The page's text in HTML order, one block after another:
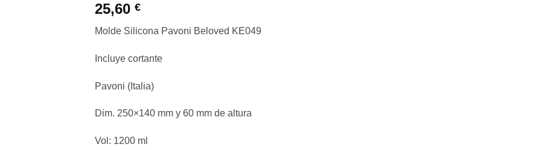
25,60 €
Molde Silicona Pavoni Beloved KE049
Incluye cortante
Pavoni (Italia)
Dim. 250×140 mm y 60 mm de altura
Vol: 1200 ml